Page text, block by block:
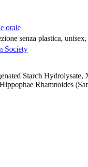
orale
senza plastica, unisex,
Society
Starch
Rhamnoides